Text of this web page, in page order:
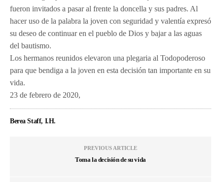
fueron invitados a pasar al frente la doncella y sus padres. Al
hacer uso de la palabra la joven con seguridad y valentía expresó
su deseo de continuar en el pueblo de Dios y bajar a las aguas
del bautismo.
Los hermanos reunidos elevaron una plegaria al Todopoderoso
para que bendiga a la joven en esta decisión tan importante en su
vida.
23 de febrero de 2020,
Berea Staff, I.H.
PREVIOUS ARTICLE
Toma la decisión de su vida